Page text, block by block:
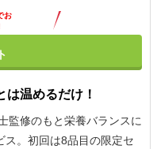
お
温めるだけ！
監修のもと栄養バランスに
ス。初回は8品目の限定セ